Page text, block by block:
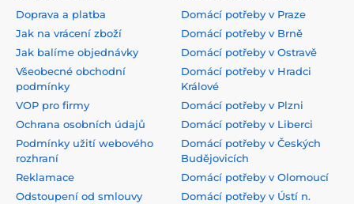
Doprava a platba
Jak na vrácení zboží
Jak balíme objednávky
Všeobecné obchodní
podmínky
VOP pro firmy
Ochrana osobních údajů
Podmínky užití webového
rozhraní
Reklamace
Odstoupení od smlouvy
Domácí potřeby v Praze
Domácí potřeby v Brně
Domácí potřeby v Ostravě
Domácí potřeby v Hradci
Králové
Domácí potřeby v Plzni
Domácí potřeby v Liberci
Domácí potřeby v Českých
Budějovicích
Domácí potřeby v Olomoucí
Domácí potřeby v Ústí n.